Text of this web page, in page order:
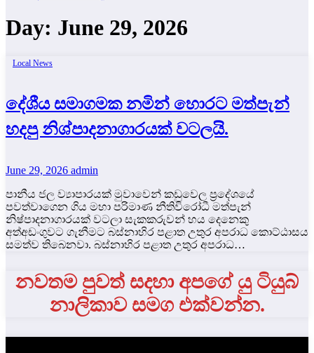
Day: June 29, 2026
Local News
දේශීය සමාගමක නමින් හොරට මත්පැන්
හදපු නිශ්පාදනාගාරයක් වටලයි.
June 29, 2026 admin
පානීය ජල ව්‍යාපාරයක් මුවාවෙන් කඩුවෙල ප්‍රදේශයේ
පවත්වාගෙන ගිය මහා පරිමාණ නීතිවිරෝධී මත්පැන්
නිෂ්පාදනාගාරයක් වටලා සැකකරුවන් හය දෙනෙකු
අත්අඩංගුවට ගැනීමට බස්නාහිර පළාත උතුර අපරාධ කොට්ඨාසය
සමත්ව තිබෙනවා. බස්නාහිර පළාත උතුර අපරාධ…
නවතම පුවත් සදහා අපගේ යු ටියුබ්
නාලිකාව සමග එක්වන්න.